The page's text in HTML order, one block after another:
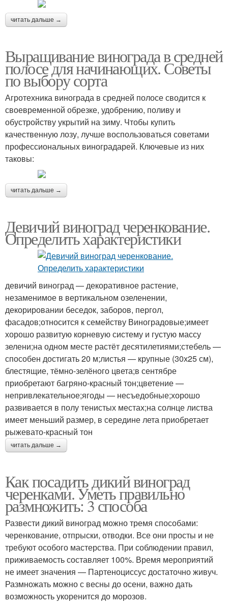
читать дальше →
Выращивание винограда в средней
полосе для начинающих. Советы
по выбору сорта
Агротехника винограда в средней полосе сводится к
своевременной обрезке, удобрению, поливу и
обустройству укрытий на зиму. Чтобы купить
качественную лозу, лучше воспользоваться советами
профессиональных виноградарей. Ключевые из них
таковы:
читать дальше →
Девичий виноград черенкование.
Определить характеристики
девичий виноград — декоративное растение,
незаменимое в вертикальном озеленении,
декорировании беседок, заборов, пергол,
фасадов;относится к семейству Виноградовые;имеет
хорошо развитую корневую систему и густую массу
зелени;на одном месте растёт десятилетиями;стебель —
способен достигать 20 м;листья — крупные (30х25 см),
блестящие, тёмно-зелёного цвета;в сентябре
приобретают багряно-красный тон;цветение —
непривлекательное;ягоды — несъедобные;хорошо
развивается в полу тенистых местах;на солнце листва
имеет меньший размер, в середине лета приобретает
рыжевато-красный тон
читать дальше →
Как посадить дикий виноград
черенками. Уметь правильно
размножить: 3 способа
Развести дикий виноград можно тремя способами:
черенкование, отпрыски, отводки. Все они просты и не
требуют особого мастерства. При соблюдении правил,
приживаемость составляет 100%. Время мероприятий
не имеет значения — Партеноциссус достаточно живуч.
Размножать можно с весны до осени, важно дать
возможность укоренится до морозов.